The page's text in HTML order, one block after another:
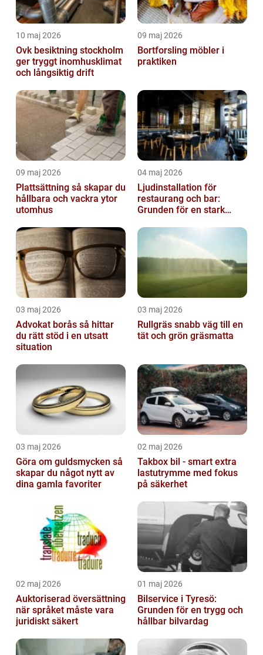
10 maj 2026
Ovk besiktning stockholm
ger tryggt inomhusklimat
och långsiktig drift
09 maj 2026
Bortforsling möbler i
praktiken
09 maj 2026
Plattsättning så skapar du
hållbara och vackra ytor
utomhus
04 maj 2026
Ljudinstallation för
restaurang och bar:
Grunden för en stark
03 maj 2026
Advokat borås så hittar
du rätt stöd i en utsatt
situation
03 maj 2026
Rullgräs snabb väg till en
tät och grön gräsmatta
03 maj 2026
Göra om guldsmycken så
skapar du något nytt av
dina gamla favoriter
02 maj 2026
Takbox bil - smart extra
lastutrymme med fokus
på säkerhet
02 maj 2026
Auktoriserad översättning
när språket måste vara
juridiskt säkert
01 maj 2026
Bilservice i Tyresö:
Grunden för en trygg och
hållbar bilvardag